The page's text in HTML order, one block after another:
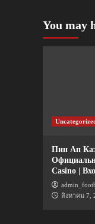
You may
Uncategorized
Пин Ап
Casino |
สิงหาคม 7,